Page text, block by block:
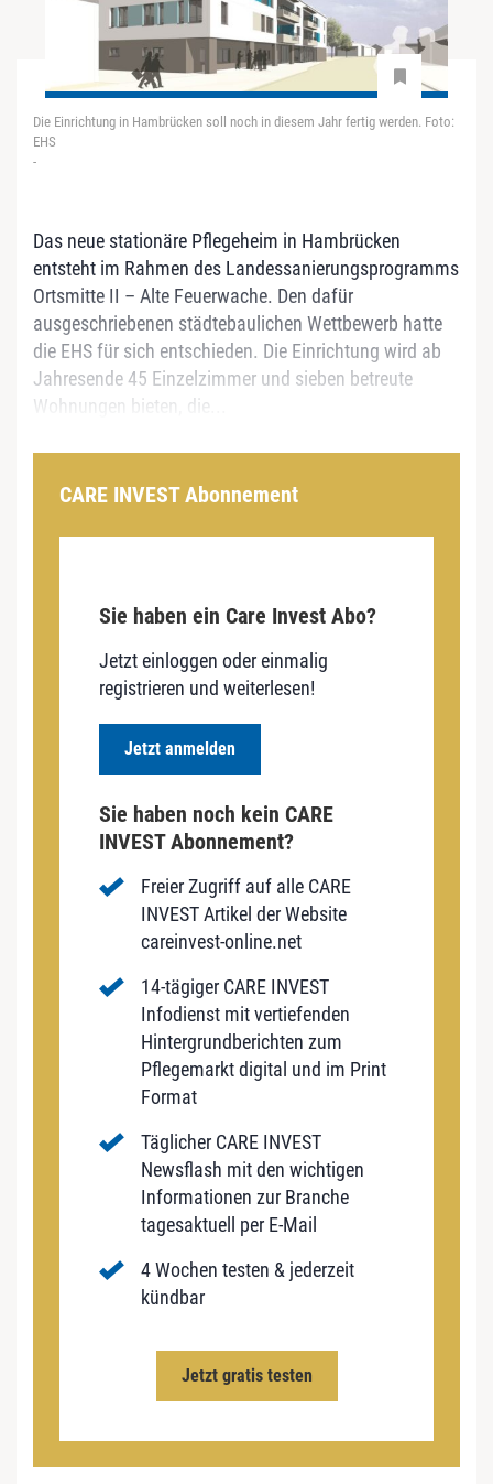
Die Einrichtung in Hambrücken soll noch in diesem Jahr fertig werden. Foto:
EHS
-
Das neue stationäre Pflegeheim in Hambrücken
entsteht im Rahmen des Landessanierungsprogramms
Ortsmitte II – Alte Feuerwache. Den dafür
ausgeschriebenen städtebaulichen Wettbewerb hatte
die EHS für sich entschieden. Die Einrichtung wird ab
Jahresende 45 Einzelzimmer und sieben betreute
Wohnungen bieten, die...
CARE INVEST Abonnement
Sie haben ein Care Invest Abo?
Jetzt einloggen oder einmalig
registrieren und weiterlesen!
Jetzt anmelden
Sie haben noch kein CARE
INVEST Abonnement?
Freier Zugriff auf alle CARE
INVEST Artikel der Website
careinvest-online.net
14-tägiger CARE INVEST
Infodienst mit vertiefenden
Hintergrundberichten zum
Pflegemarkt digital und im Print
Format
Täglicher CARE INVEST
Newsflash mit den wichtigen
Informationen zur Branche
tagesaktuell per E-Mail
4 Wochen testen & jederzeit
kündbar
Jetzt gratis testen